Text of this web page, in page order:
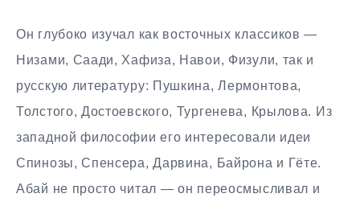
Он глубоко изучал как восточных классиков —
Низами, Саади, Хафиза, Навои, Физули, так и
русскую литературу: Пушкина, Лермонтова,
Толстого, Достоевского, Тургенева, Крылова. Из
западной философии его интересовали идеи
Спинозы, Спенсера, Дарвина, Байрона и Гёте.
Абай не просто читал — он переосмысливал и